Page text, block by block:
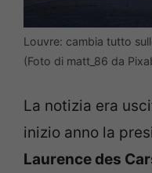
Louvre: cambia tutto
(Foto di matt_86 da
La notizia era
inizio anno la
Laurence des